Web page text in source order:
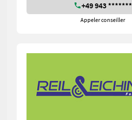
+49 943 *******
Appeler conseiller